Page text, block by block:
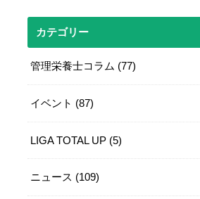
カテゴリー
管理栄養士コラム (77)
イベント (87)
LIGA TOTAL UP (5)
ニュース (109)